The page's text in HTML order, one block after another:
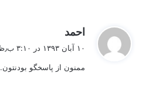
احمد
۱۰ آبان ۱۳۹۳ در ۳:۱۰ ب٫ظ
ممنون از پاسخگو بودنتون.